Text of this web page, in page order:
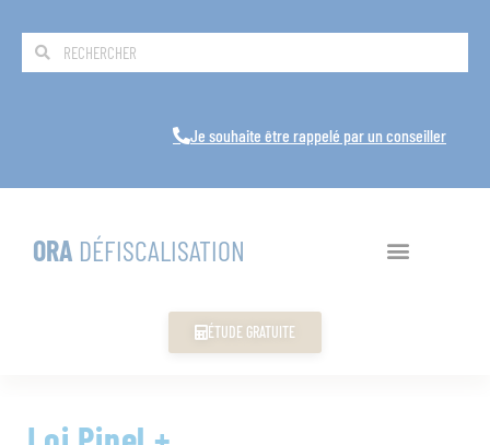
Je souhaite être rappelé par un conseiller
ORA DÉFISCALISATION
ÉTUDE GRATUITE